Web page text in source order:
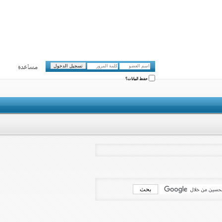
مساعدة
حفظ البيانات؟